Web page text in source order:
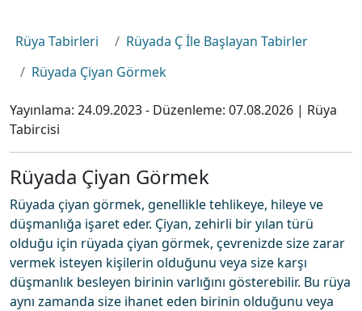
Rüya Tabirleri
Rüyada Ç İle Başlayan Tabirler
Rüyada Çiyan Görmek
Yayınlama: 24.09.2023- Düzenleme: 07.08.2026 | Rüya
Tabircisi
Rüyada Çiyan Görmek
Rüyada çiyan görmek, genellikle tehlikeye, hileye ve
düşmanlığa işaret eder. Çiyan, zehirli bir yılan türü
olduğu için rüyada çiyan görmek, çevrenizde size zarar
vermek isteyen kişilerin olduğunu veya size karşı
düşmanlık besleyen birinin varlığını gösterebilir. Bu rüya
aynı zamanda size ihanet eden birinin olduğunu veya